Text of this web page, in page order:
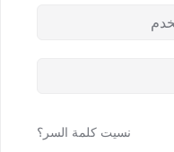
نسيت كلمة السر؟